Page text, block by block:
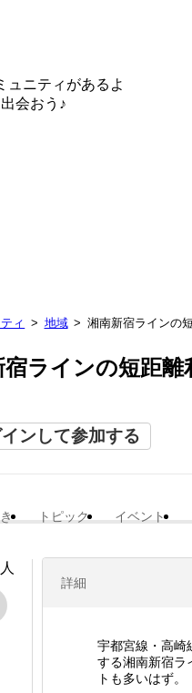
ュニティがあるよ
会おう♪
ィ 地域 湘南新宿ラインの
宿ラインの短距離
インして参加する
トピック イベント
詳細
宇都宮線・高崎
する湘南新宿ラ
トも多いはず。